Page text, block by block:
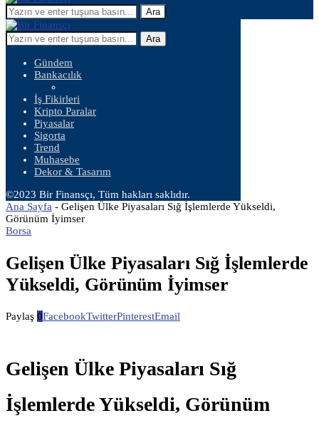
Ara
Ara
Gündem
Bankacılık
İş Fikirleri
Kripto Paralar
Piyasalar
Sigorta
Trend
Muhasebe
Dekor & Tasarım
©2023 Bir Finansçı, Tüm hakları saklıdır.
Ana Sayfa - Gelişen Ülke Piyasaları Sığ İşlemlerde Yükseldi,
Görünüm İyimser
Borsa
Gelişen Ülke Piyasaları Sığ İşlemlerde
Yükseldi, Görünüm İyimser
Paylaş 0FacebookTwitterPinterestEmail
Gelişen Ülke Piyasaları Sığ
İşlemlerde Yükseldi, Görünüm